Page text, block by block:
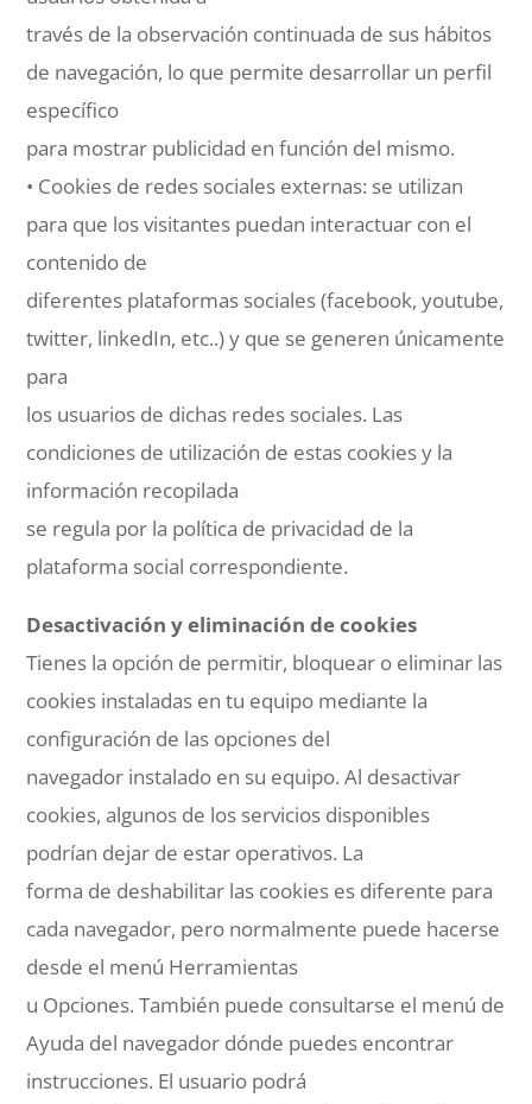
través de la observación continuada de sus hábitos
de navegación, lo que permite desarrollar un perfil
específico
para mostrar publicidad en función del mismo.
• Cookies de redes sociales externas: se utilizan
para que los visitantes puedan interactuar con el
contenido de
diferentes plataformas sociales (facebook, youtube,
twitter, linkedIn, etc..) y que se generen únicamente
para
los usuarios de dichas redes sociales. Las
condiciones de utilización de estas cookies y la
información recopilada
se regula por la política de privacidad de la
plataforma social correspondiente.
Desactivación y eliminación de cookies
Tienes la opción de permitir, bloquear o eliminar las
cookies instaladas en tu equipo mediante la
configuración de las opciones del
navegador instalado en su equipo. Al desactivar
cookies, algunos de los servicios disponibles
podrían dejar de estar operativos. La
forma de deshabilitar las cookies es diferente para
cada navegador, pero normalmente puede hacerse
desde el menú Herramientas
u Opciones. También puede consultarse el menú de
Ayuda del navegador dónde puedes encontrar
instrucciones. El usuario podrá